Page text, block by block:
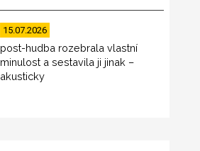
15.07.2026
post-hudba rozebrala vlastní
minulost a sestavila ji jinak –
akusticky